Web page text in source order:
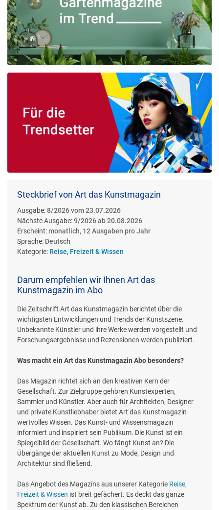
Steckbrief von Art das Kunstmagazin
Ausgabe:8/2026 vom 23.07.2026
Nächste Ausgabe:9/2026 ab 20.08.2026
Erscheint: monatlich, 12 Ausgaben pro Jahr
Sprache: Deutsch
Kategorie: Reise, Freizeit & Wissen
Darum empfehlen wir Ihnen Art das
Kunstmagazin im Abo
Die Zeitschrift Art das Kunstmagazin berichtet über die
wichtigsten Entwicklungen und Trends der Kunstszene.
Unbekannte Künstler und ihre Werke werden vorgestellt und
Forschungsergebnisse und Rezensionen werden publiziert.
Was macht ein Art das Kunstmagazin Abo besonders?
Das Magazin richtet sich an den kreativen Kern der
Gesellschaft. Zur Zielgruppe gehören Kunstexperten,
Sammler und Künstler. Aber auch für Architekten, Designer
und private Kunstliebhaber bietet Art das Kunstmagazin
wertvolles Wissen. Das Kunst- und Wissensmagazin
informiert und inspiriert sein Publikum. Die Kunst ist ein
Spiegelbild der Gesellschaft. Wo fängt Kunst an? Die
Übergänge der aktuellen Kunst zu Mode, Design und
Architektur sind fließend.
Das Angebot des Magazins aus unserer Kategorie Reise,
Freizeit & Wissen ist breit gefächert. Es deckt das ganze
Spektrum der Kunst ab. Zu den klassischen Bereichen